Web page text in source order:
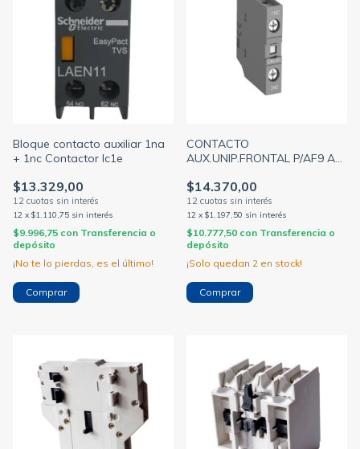
Bloque contacto auxiliar 1na
+ 1nc Contactor lc1e
$13.329,00
12 x $1.110,75 sin interés
$9.996,75 con Transferencia o
depósito
¡No te lo pierdas, es el último!
CONTACTO
AUX.UNIP.FRONTAL P/AF9 A
$14.370,00
12 x $1.197,50 sin interés
$10.777,50 con Transferencia o
depósito
¡Solo quedan 2 en stock!
Comprar